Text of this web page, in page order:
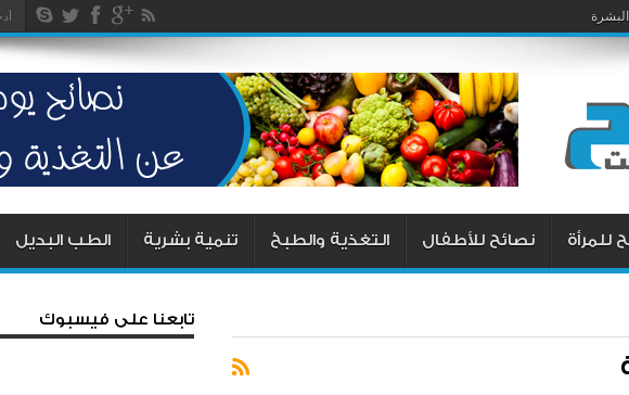
للمرأة نصائح للأطفال التغذية والطبخ تنمية بشرية الطب البديل
تابعنا على فيسبوك